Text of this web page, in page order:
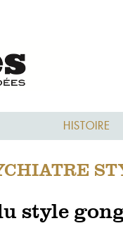
HISTOIRE
style